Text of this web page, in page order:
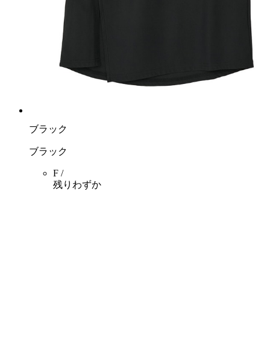
ブラック
ブラック
F /
残りわずか